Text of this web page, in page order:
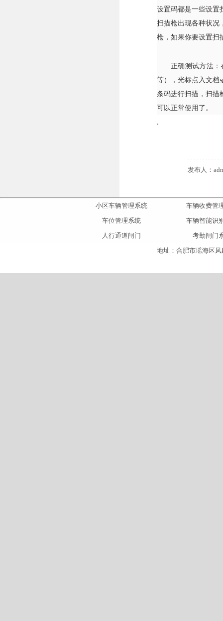
设置码都是一些设置
扫描枪出现各种状况
枪，如果你要设置扫
正确测试方法：
等），光标点入文档
条码进行扫描，扫描
可以正常使用了。
,
发布人：
小区车辆管理系统
车辆收费管
车位管理系统
车辆智能识
人行通道闸门
考勤闸门
地址：合肥市瑶海区凤